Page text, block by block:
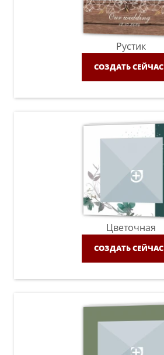
Рустик
СОЗДАТЬ СЕЙЧАС
Цветочная
СОЗДАТЬ СЕЙЧАС